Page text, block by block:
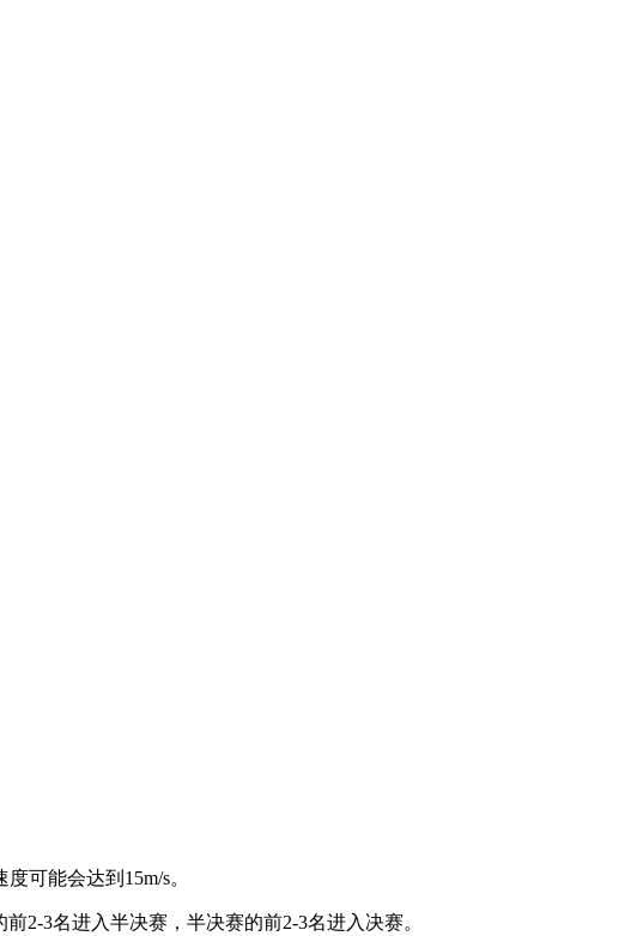
可能会达到15m/s。
2-3名进入半决赛，半决赛的前2-3名进入决赛。